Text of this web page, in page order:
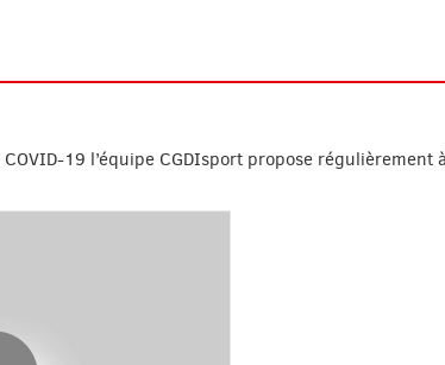
19 l’équipe CGDIsport propose